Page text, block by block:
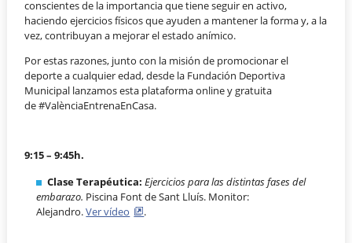
conscientes de la importancia que tiene seguir en activo,
haciendo ejercicios físicos que ayuden a mantener la forma y, a la
vez, contribuyan a mejorar el estado anímico.
Por estas razones, junto con la misión de promocionar el
deporte a cualquier edad, desde la Fundación Deportiva
Municipal lanzamos esta plataforma online y gratuita
de #ValènciaEntrenaEnCasa.
9:15 – 9:45h.
Clase Terapéutica:Ejercicios para las distintas fases del
embarazo. Piscina Font de Sant Lluís. Monitor:
Alejandro.Ver vídeo .